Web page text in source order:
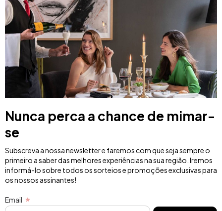
Nunca perca a chance de mimar-
se
Subscreva a nossa newsletter e faremos com que seja sempre o
primeiro a saber das melhores experiências na sua região. Iremos
informá-lo sobre todos os sorteios e promoções exclusivas para
os nossos assinantes!
Email